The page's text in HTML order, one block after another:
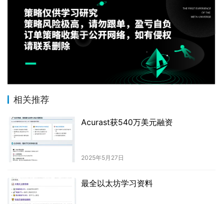
相关推荐
Acurast获540万美元融资
2025年5月27日
最全以太坊学习资料